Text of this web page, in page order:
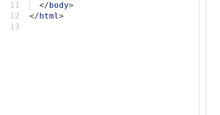
11
12
13
</body>
</html>